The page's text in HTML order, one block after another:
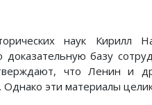
наук Кирилл
доказательную базу
что Ленин и
Однако эти материалы